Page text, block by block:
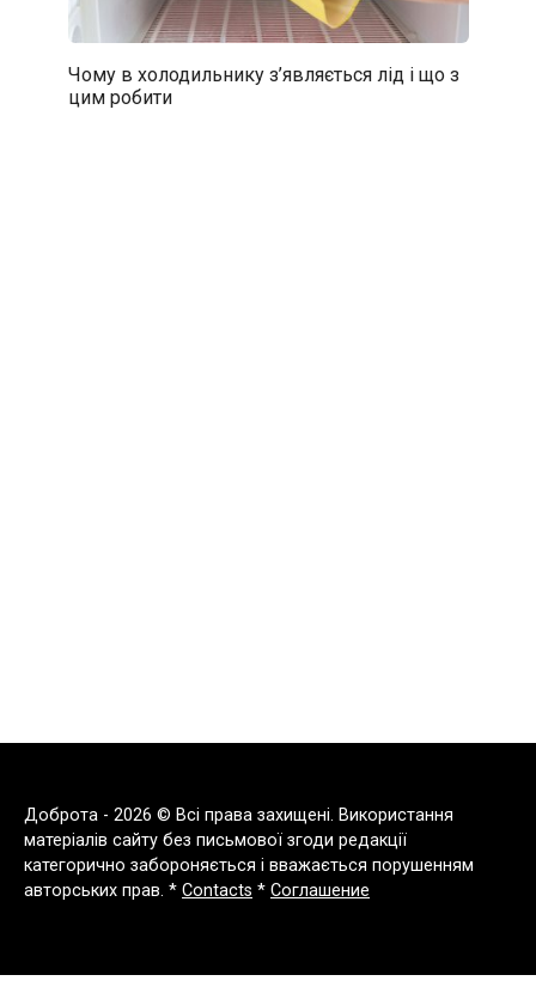
Чому в холодильнику з’являється лід і що з
цим робити
Доброта - 2026 © Всі права захищені. Використання
матеріалів сайту без письмової згоди редакції
категорично забороняється і вважається порушенням
авторських прав. * Contacts * Соглашение